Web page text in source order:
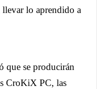
llevar lo aprendido a
que se producirán
CroKiX PC, las